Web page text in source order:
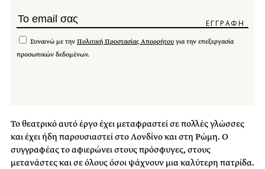
Συναινώ με την Πολιτική Προστασίας Απορρήτου για την επεξεργασία
προσωπικών δεδομένων.
Το θεατρικό αυτό έργο έχει μεταφραστεί σε πολλές γλώσσες
και έχει ήδη παρουσιαστεί στο Λονδίνο και στη Ρώμη. Ο
συγγραφέας το αφιερώνει στους πρόσφυγες, στους
μετανάστες και σε όλους όσοι ψάχνουν μια καλύτερη πατρίδα.